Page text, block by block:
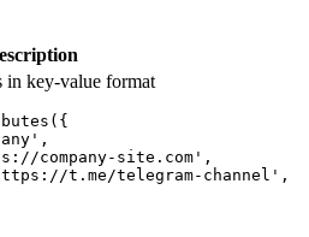
in key-value format
company-site.com',
t.me/telegram-channel',